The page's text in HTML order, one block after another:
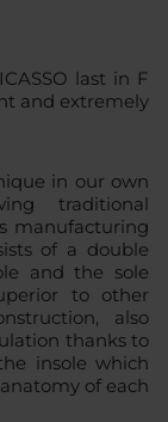
last in F
and extremely
in our own
traditional
manufacturing
of a double
and the sole
to other
also
thanks to
insole which
of each